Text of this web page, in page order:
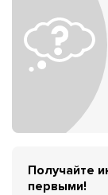
Получайте
первыми!